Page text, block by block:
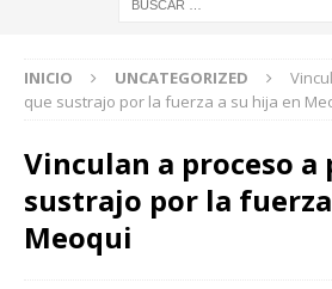
INICIO UNCATEGORIZED
que sustrajo por la fuerza a su hija en
Vinculan a proceso a
sustrajo por la
Meoqui